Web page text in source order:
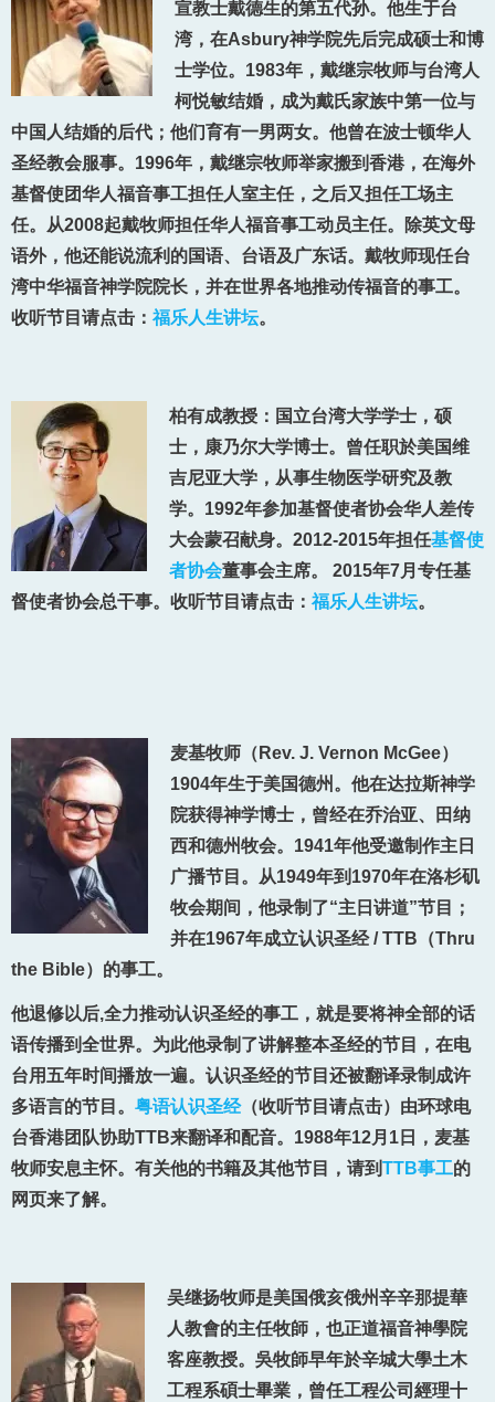
宣教士戴德生的第五代孙。他生于台
湾，在Asbury神学院先后完成硕士和博
士学位。1983年，戴继宗牧师与台湾人
柯悦敏结婚，成为戴氏家族中第一位与
中国人结婚的后代；他们育有一男两女。他曾在波士顿华人
圣经教会服事。1996年，戴继宗牧师举家搬到香港，在海外
基督使团华人福音事工担任人室主任，之后又担任工场主
任。从2008起戴牧师担任华人福音事工动员主任。除英文母
语外，他还能说流利的国语、台语及广东话。戴牧师现任台
湾中华福音神学院院长，并在世界各地推动传福音的事工。
收听节目请点击： 福乐人生讲坛。
柏有成教授：国立台湾大学学士，硕
士，康乃尔大学博士。曾任职於美国维
吉尼亚大学，从事生物医学研究及教
学。1992年参加基督使者协会华人差传
大会蒙召献身。2012-2015年担任基督使
者协会董事会主席。 2015年7月专任基
督使者协会总干事。 收听节目请点击： 福乐人生讲坛。
麦基牧师（Rev. J. Vernon McGee）
1904年生于美国德州。他在达拉斯神学
院获得神学博士，曾经在乔治亚、田纳
西和德州牧会。1941年他受邀制作主日
广播节目。从1949年到1970年在洛杉矶
牧会期间，他录制了“主日讲道”节目；
并在1967年成立认识圣经 / TTB（Thru
the Bible）的事工。
他退修以后,全力推动认识圣经的事工，就是要将神全部的话
语传播到全世界。为此他录制了讲解整本圣经的节目，在电
台用五年时间播放一遍。认识圣经的节目还被翻译录制成许
多语言的节目。 粤语认识圣经（收听节目请点击）由环球电
台香港团队协助TTB来翻译和配音。1988年12月1日，麦基
牧师安息主怀。有关他的书籍及其他节目，请到TTB事工的
网页来了解。
吴继扬牧师是美国俄亥俄州辛辛那提華
人教會的主任牧師，也正道福音神學院
客座教授。吳牧師早年於辛城大學土木
工程系碩士畢業，曾任工程公司經理十